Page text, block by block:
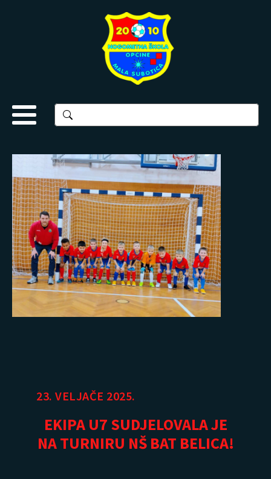
23. VELJAČE 2025.
EKIPA U7 SUDJELOVALA JE
NA TURNIRU NŠ BAT BELICA!